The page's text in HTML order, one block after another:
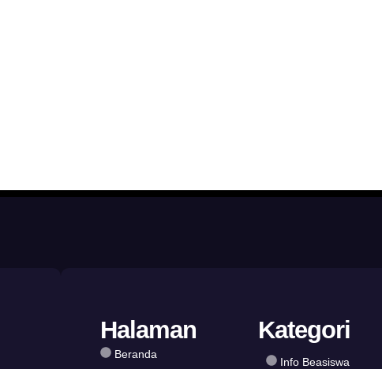
Halaman
Beranda
Kategori
Info Beasiswa